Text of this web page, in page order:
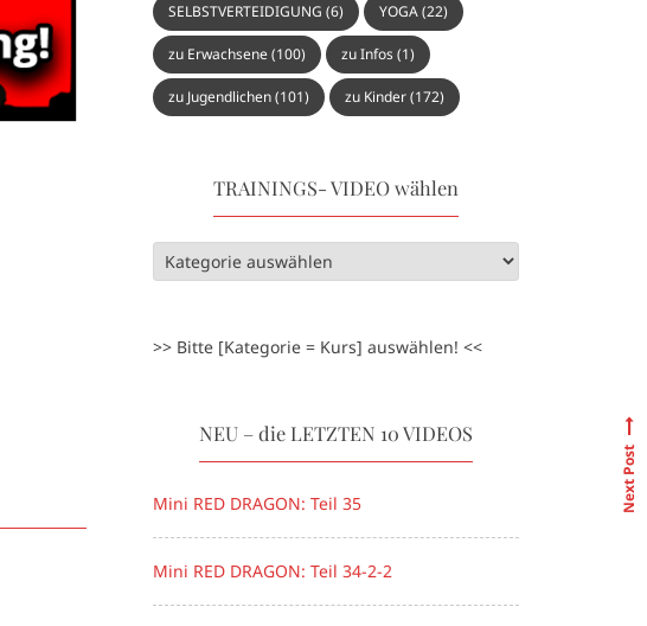
Next Post
SELBSTVERTEIDIGUNG (6) YOGA(22)
zu Erwachsene(100) zu Infos(1)
zu Jugendlichen(101) zu Kinder(172)
TRAININGS- VIDEO wählen
>> Bitte [Kategorie = Kurs] auswählen! <<
NEU – die LETZTEN 10 VIDEOS
Mini RED DRAGON: Teil 35
Mini RED DRAGON: Teil 34-2-2